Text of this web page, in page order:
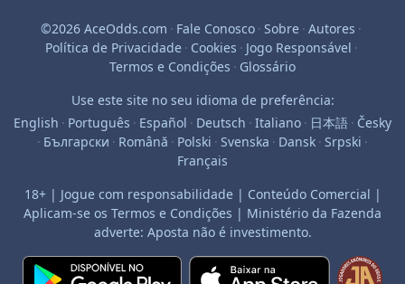
©2026 AceOdds.com · Fale Conosco · Sobre · Autores ·
Política de Privacidade · Cookies · Jogo Responsável ·
Termos e Condições · Glossário
Use este site no seu idioma de preferência:
English · Português · Español · Deutsch · Italiano · 日本語 · Česky
· Български · Română · Polski · Svenska · Dansk · Srpski ·
Français
18+ | Jogue com responsabilidade | Conteúdo Comercial |
Aplicam-se os Termos e Condições | Ministério da Fazenda
adverte: Aposta não é investimento.